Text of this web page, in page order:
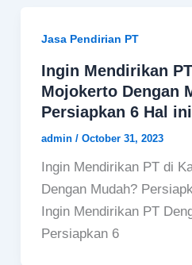
Jasa Pendirian PT
Ingin Mendirikan
Mojokerto Dengan
Persiapkan 6 Hal
admin / October 31, 2023
Ingin Mendirikan PT di
Dengan Mudah?
Ingin Mendirikan PT
Persiapkan 6